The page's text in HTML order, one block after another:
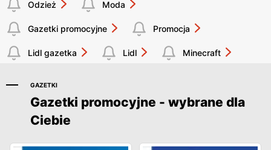
Odzież Moda
Gazetki promocyjne Promocja
Lidl gazetka Lidl Minecraft
GAZETKI
Gazetki promocyjne - wybrane dla
Ciebie